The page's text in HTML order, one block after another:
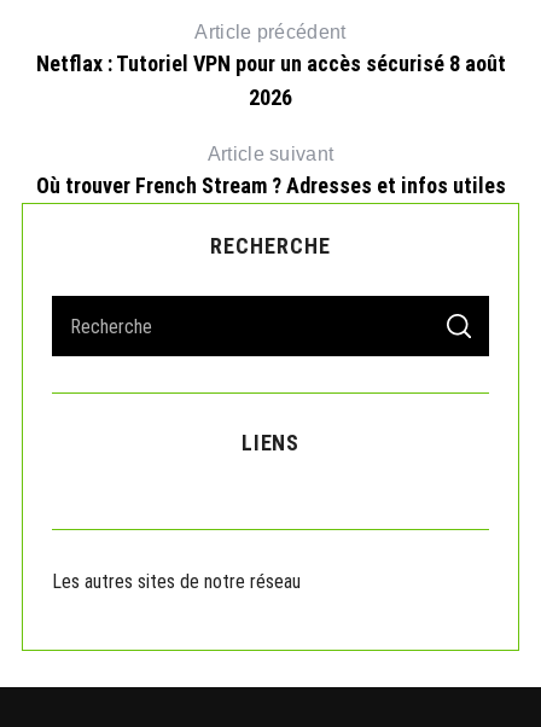
Article précédent
Netflax : Tutoriel VPN pour un accès sécurisé 8 août
2026
Article suivant
Où trouver French Stream ? Adresses et infos utiles
RECHERCHE
a
r
r
S
A
C
LIENS
Les autres sites de notre réseau